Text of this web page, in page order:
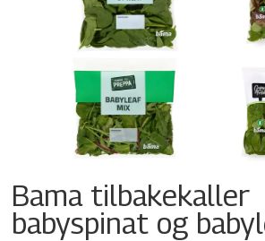
Bama tilbakekaller
babyspinat og